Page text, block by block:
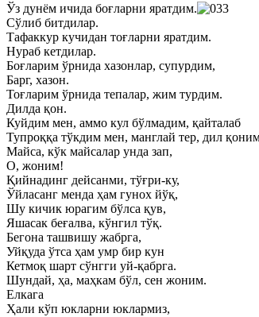
Ўз дунём ичида боғларни яратдим.
Сўлиб битдилар.
Тафаккур кучидан тоғларни яратдим.
Нураб кетдилар.
Боғларим ўрнида хазонлар, супурдим,
Барг, хазон.
Тоғларим ўрнида тепалар, жим турдим.
Дилда қон.
Куйдим мен, аммо кул бўлмадим, қайталаб
Тупроққа тўкдим мен, манглай тер, дил
Майса, кўк майсалар унда зап,
О, жоним!
Қийнадинг дейсанми, тўғри-ку,
Ўйласанг менда ҳам гунох йўқ,
Шу кичик юрагим бўлса қув,
Яшасак беғалва, кўнгил тўқ.
Бегона ташвишу жабрга,
Уйқуда ўтса ҳам умр бир кун
Кетмоқ шарт сўнгги уй-қабрга.
Шундай, ҳа, маҳкам бўл, сен жоним.
Елкага
Ҳали кўп юкларни юклармиз,